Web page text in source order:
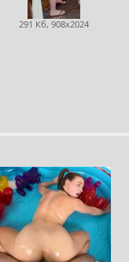
291 Кб, 908x2024